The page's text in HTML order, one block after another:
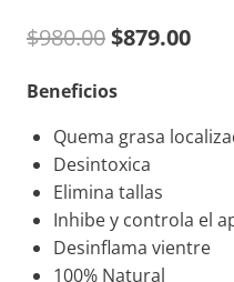
$980.00Original
was:
$980.00.
$879.00
Beneficios
Quema grasa
Desintoxica
Elimina tallas
Inhibe y controla el
Desinflama vientre
100% Natural